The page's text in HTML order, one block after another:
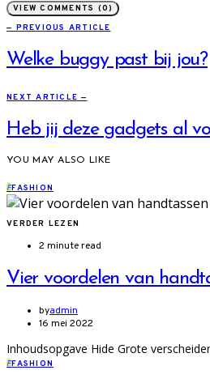
VIEW COMMENTS (0)
— PREVIOUS ARTICLE
Welke buggy past bij jou?
NEXT ARTICLE —
Heb jij deze gadgets al
YOU MAY ALSO LIKE
FFASHION
VERDER LEZEN
2 minute read
Vier voordelen van
byadmin
16 mei 2022
Inhoudsopgave Hide Grote
FFASHION